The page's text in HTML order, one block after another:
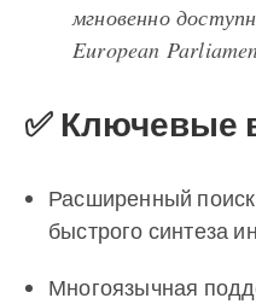
мгновенно
European
✅
Расширенный
быстрого синтеза
Многоязычная